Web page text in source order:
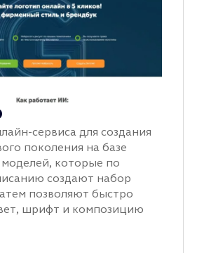
для создания
поколения на базе
которые по
создают набор
позволяют быстро
шрифт и композицию